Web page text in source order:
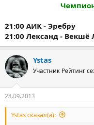
21:00 АИК - Эребру
21:00 Лександ - Векшё
Ystas
Участник Рейтинг
28.09.2013
Ystas сказал(а):